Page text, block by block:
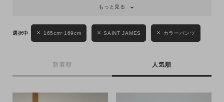
もっと見る
165cm~169cm SAINT JAMES カラーパンツ
新着順 人気順